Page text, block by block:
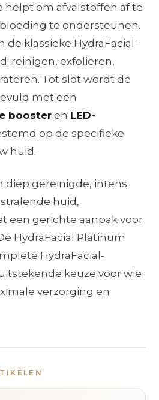
helpt om afvalstoffen af te
te ondersteunen.
de klassieke HydraFacial-
reinigen, exfoliëren,
Tot slot wordt de
met een
booster en LED-
op de specifieke
huid.
diep gereinigde, intens
huid,
een gerichte aanpak voor
HydraFacial Platinum
HydraFacial-
keuze voor wie
verzorging en